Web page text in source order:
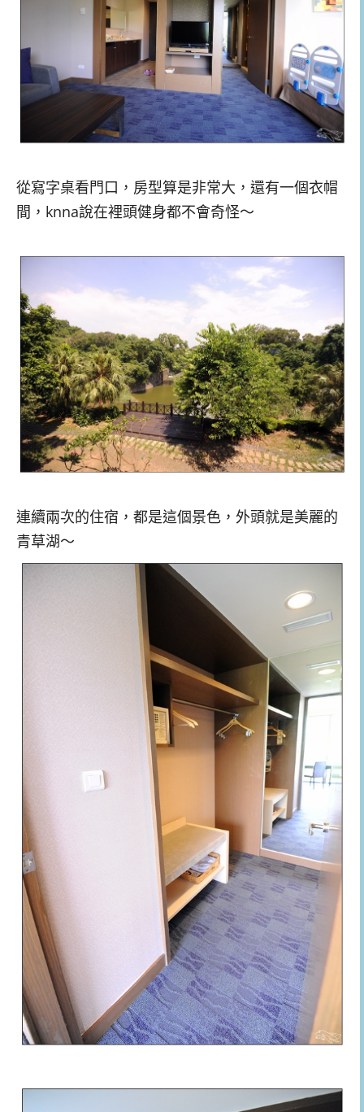
從寫字桌看門口，房型算是非常大，還有一個衣帽
間，knna說在裡頭健身都不會奇怪～
連續兩次的住宿，都是這個景色，外頭就是美麗的
青草湖～